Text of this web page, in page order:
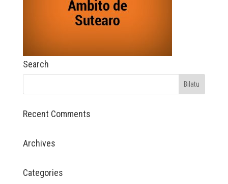
Search
Recent Comments
Archives
Categories